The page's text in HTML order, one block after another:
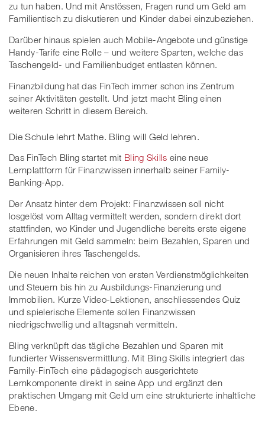
zu tun haben. Und mit Anstössen, Fragen rund um Geld am
Familientisch zu diskutieren und Kinder dabei einzubeziehen.
Darüber hinaus spielen auch Mobile-Angebote und günstige
Handy-Tarife eine Rolle – und weitere Sparten, welche das
Taschengeld- und Familienbudget entlasten können.
Finanzbildung hat das FinTech immer schon ins Zentrum
seiner Aktivitäten gestellt. Und jetzt macht Bling einen
weiteren Schritt in diesem Bereich.
Die Schule lehrt Mathe. Bling will Geld lehren.
Das FinTech Bling startet mit Bling Skills eine neue
Lernplattform für Finanzwissen innerhalb seiner Family-
Banking-App.
Der Ansatz hinter dem Projekt: Finanzwissen soll nicht
losgelöst vom Alltag vermittelt werden, sondern direkt dort
stattfinden, wo Kinder und Jugendliche bereits erste eigene
Erfahrungen mit Geld sammeln: beim Bezahlen, Sparen und
Organisieren ihres Taschengelds.
Die neuen Inhalte reichen von ersten Verdienstmöglichkeiten
und Steuern bis hin zu Ausbildungs-Finanzierung und
Immobilien. Kurze Video-Lektionen, anschliessendes Quiz
und spielerische Elemente sollen Finanzwissen
niedrigschwellig und alltagsnah vermitteln.
Bling verknüpft das tägliche Bezahlen und Sparen mit
fundierter Wissensvermittlung. Mit Bling Skills integriert das
Family-FinTech eine pädagogisch ausgerichtete
Lernkomponente direkt in seine App und ergänzt den
praktischen Umgang mit Geld um eine strukturierte inhaltliche
Ebene.